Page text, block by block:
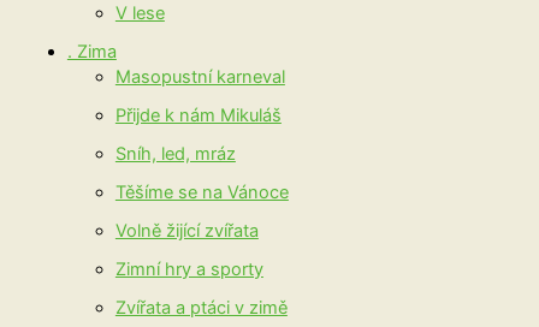
V lese
. Zima
Masopustní karneval
Přijde k nám Mikuláš
Sníh, led, mráz
Těšíme se na Vánoce
Volně žijící zvířata
Zimní hry a sporty
Zvířata a ptáci v zimě